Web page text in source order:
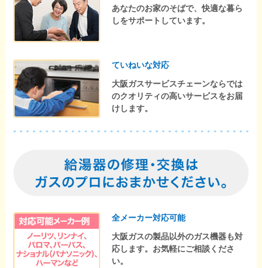
あなたのお家のそばで、快適な暮ら
しをサポートしています。
ていねいな対応
大阪ガスサービスチェーンならでは
のクオリティの高いサービスをお届
けします。
全メーカー対応可能
大阪ガスの製品以外のガス機器も対
応します。お気軽にご相談くださ
い。